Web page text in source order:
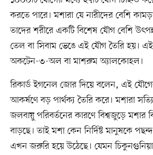
করতে পারে। মশারা যে নারীদের বেশি
তাদের শরীরে একটি বিশেষ যৌগ বেশি
তেল বা সিবাম ভেঙে এই যৌগ তৈরি হয়।
অকটেন-৩-অল বা মাশরুম অ্যালকোহল।
রিকার্ড ইগনেল জোর দিয়ে বলেন, এই
আকর্ষণে বড় পার্থক্য তৈরি করে। মশারা
জলবায়ু পরিবর্তনের কারণে বিশ্বজুড়ে মশার
বাড়ছে। তাই মশা কেন নির্দিষ্ট মানুষকে
এখন জরুরি হয়ে উঠেছে। যেমন